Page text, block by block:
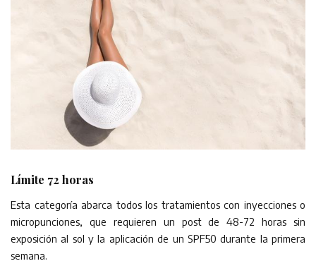
Límite 72 horas
Esta categoría abarca todos los tratamientos con inyecciones o
micropunciones, que requieren un post de 48-72 horas sin
exposición al sol y la aplicación de un SPF50 durante la primera
semana.